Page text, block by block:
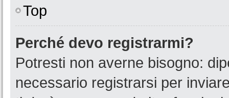
Top
Perché devo registrarmi?
Potresti non averne bisogno:
necessario registrarsi per